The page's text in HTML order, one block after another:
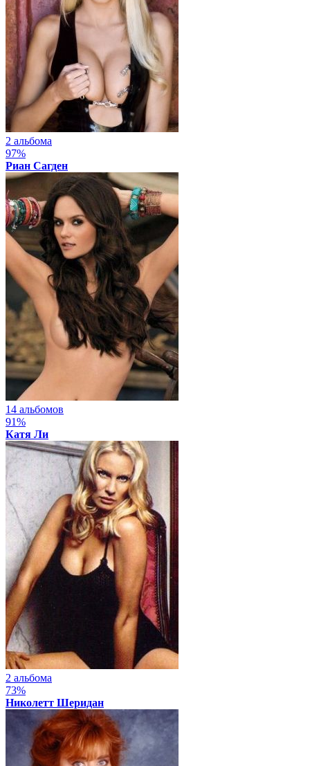
2 альбома
97%
Риан Сагден
14 альбомов
91%
Катя Ли
2 альбома
73%
Николетт Шеридан